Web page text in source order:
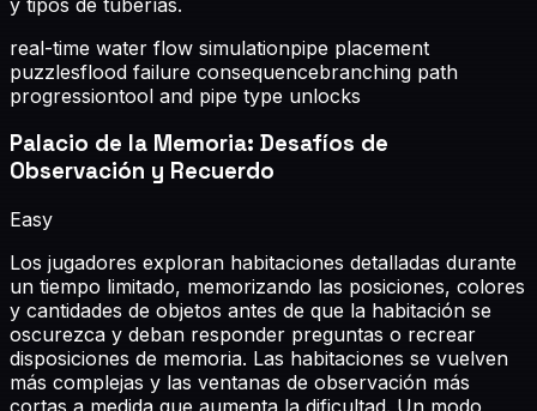
real-time water flow simulationpipe placement
puzzlesflood failure consequencebranching path
progressiontool and pipe type unlocks
Palacio de la Memoria: Desafíos de
Observación y Recuerdo
Easy
Los jugadores exploran habitaciones detalladas durante
un tiempo limitado, memorizando las posiciones, colores
y cantidades de objetos antes de que la habitación se
oscurezca y deban responder preguntas o recrear
disposiciones de memoria. Las habitaciones se vuelven
más complejas y las ventanas de observación más